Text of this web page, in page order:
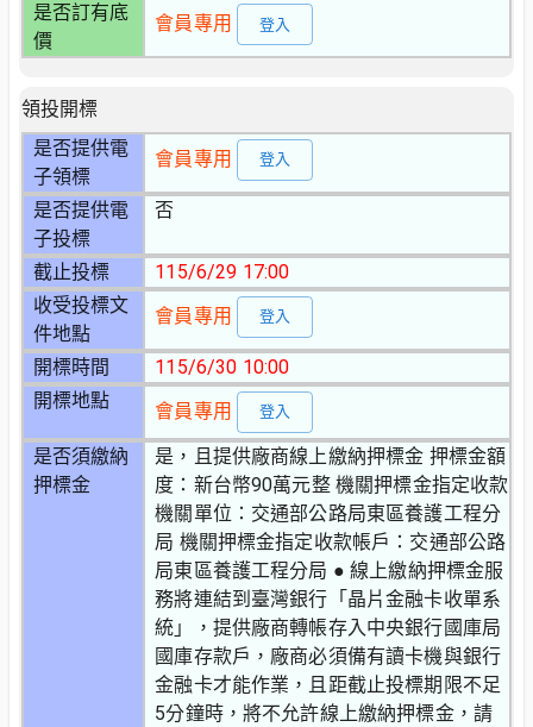
是否訂有底
價
會員專用 登入
領投開標
是否提供電
子領標
會員專用 登入
是否提供電
子投標
否
截止投標
115/6/29 17:00
收受投標文
件地點
會員專用 登入
開標時間
115/6/30 10:00
開標地點
會員專用 登入
是否須繳納
押標金
是，且提供廠商線上繳納押標金 押標金額
度：新台幣90萬元整 機關押標金指定收款
機關單位：交通部公路局東區養護工程分
局 機關押標金指定收款帳戶：交通部公路
局東區養護工程分局 ● 線上繳納押標金服
務將連結到臺灣銀行「晶片金融卡收單系
統」，提供廠商轉帳存入中央銀行國庫局
國庫存款戶，廠商必須備有讀卡機與銀行
金融卡才能作業，且距截止投標期限不足
5分鐘時，將不允許線上繳納押標金，請